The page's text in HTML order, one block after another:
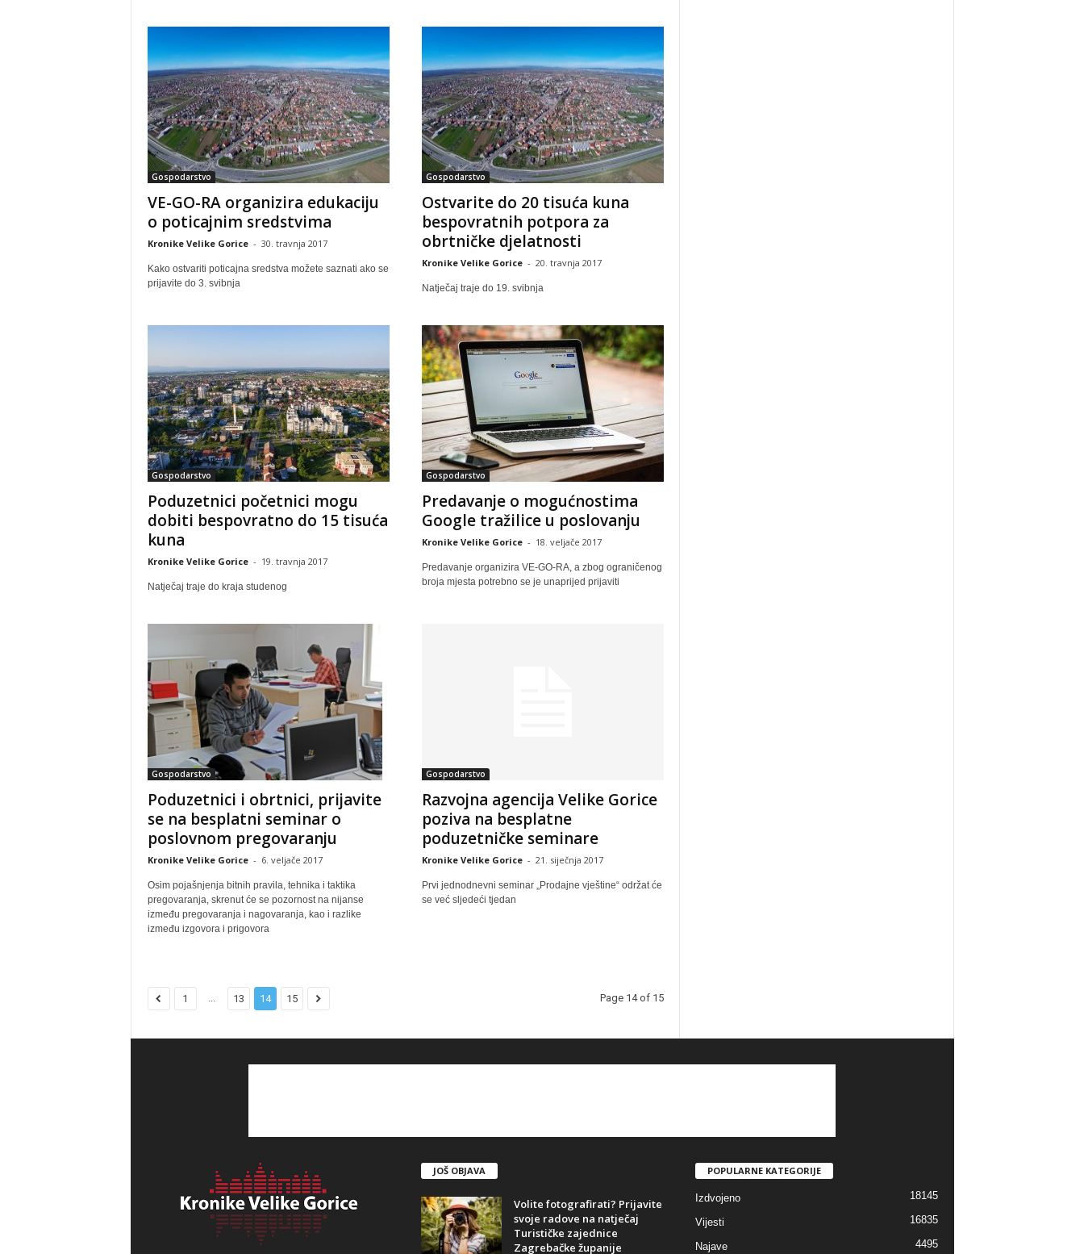
Gospodarstvo
VE-GO-RA organizira edukaciju
o poticajnim sredstvima
Kronike Velike Gorice - 30. travnja 2017
Kako ostvariti poticajna sredstva možete saznati ako se
prijavite do 3. svibnja
Gospodarstvo
Ostvarite do 20 tisuća kuna
bespovratnih potpora za
obrtničke djelatnosti
Kronike Velike Gorice - 20. travnja 2017
Natječaj traje do 19. svibnja
Gospodarstvo
Poduzetnici početnici mogu
dobiti bespovratno do 15 tisuća
kuna
Kronike Velike Gorice - 19. travnja 2017
Natječaj traje do kraja studenog
Gospodarstvo
Predavanje o mogućnostima
Google tražilice u poslovanju
Kronike Velike Gorice - 18. veljače 2017
Predavanje organizira VE-GO-RA, a zbog ograničenog
broja mjesta potrebno se je unaprijed prijaviti
Gospodarstvo
Poduzetnici i obrtnici, prijavite
se na besplatni seminar o
poslovnom pregovaranju
Kronike Velike Gorice - 6. veljače 2017
Osim pojašnjenja bitnih pravila, tehnika i taktika
pregovaranja, skrenut će se pozornost na nijanse
između pregovaranja i nagovaranja, kao i razlike
između izgovora i prigovora
Gospodarstvo
Razvojna agencija Velike Gorice
poziva na besplatne
poduzetničke seminare
Kronike Velike Gorice - 21. siječnja 2017
Prvi jednodnevni seminar „Prodajne vještine“ održat će
se već sljedeći tjedan
1 ... 13 14 15 Page 14 of 15
JOŠ OBJAVA
Volite fotografirati? Prijavite
svoje radove na natječaj
Turističke zajednice
Zagrebačke županije
POPULARNE KATEGORIJE
Izdvojeno 18145
Vijesti 16835
Najave 4495